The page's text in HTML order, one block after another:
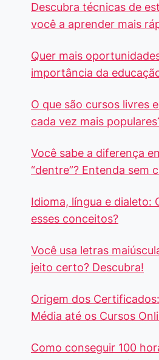
Descubra técnicas de
você a aprender mais
Quer mais
importância da
O que são cursos livres
cada vez mais
Você sabe a diferença
“dentre”? Entenda sem
Idioma, língua e dialeto:
esses conceitos?
Você usa letras
jeito certo? Descubra!
Origem dos
Média até os Cursos
Como conseguir 100